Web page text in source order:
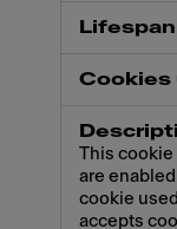
This
are
cookie
accepts